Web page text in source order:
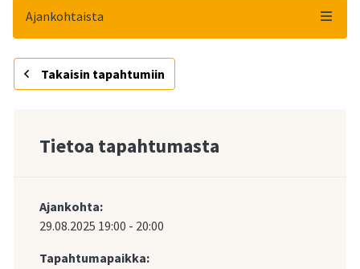
Ajankohtaista
Takaisin tapahtumiin
Tietoa tapahtumasta
Ajankohta:
29.08.2025 19:00 - 20:00
Tapahtumapaikka: